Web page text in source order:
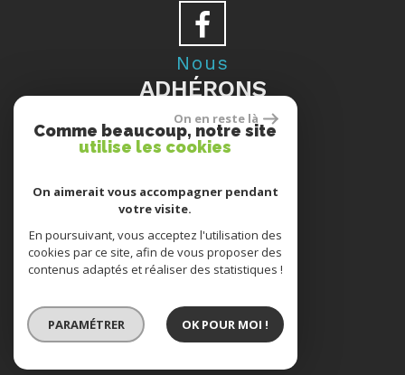
Nous
ADHÉRONS
Se
CONNECTER
On en reste là
Comme beaucoup, notre site
utilise les cookies
On aimerait vous accompagner pendant
votre visite.
En poursuivant, vous acceptez l'utilisation des
cookies par ce site, afin de vous proposer des
contenus adaptés et réaliser des statistiques !
PARAMÉTRER OK POUR MOI !